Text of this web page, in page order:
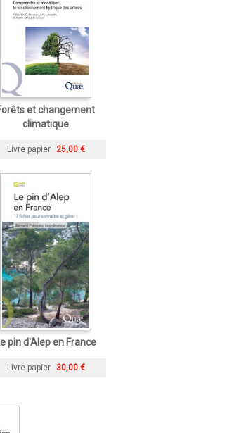
et changement
climatique
Livre papier 25,00 €
pin d'Alep en France
Livre papier 30,00 €